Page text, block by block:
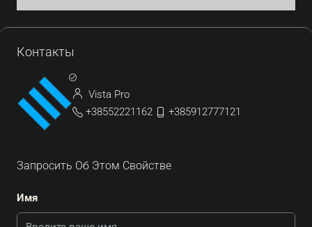
Контакты
Vista Pro
+38552221162
+385912777121
Запросить Об Этом Свойстве
Имя